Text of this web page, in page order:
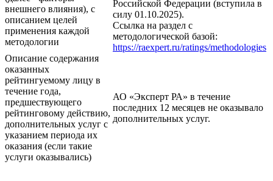
внешнего влияния), с
описанием целей
применения каждой
методологии
Российской Федерации (вступила в
силу 01.10.2025).
Ссылка на раздел с
методологической базой:
https://raexpert.ru/ratings/methodologies
Описание содержания
оказанных
рейтингуемому лицу в
течение года,
предшествующего
рейтинговому действию,
дополнительных услуг с
указанием периода их
оказания (если такие
услуги оказывались)
АО «Эксперт РА» в течение
последних 12 месяцев не оказывало
дополнительных услуг.